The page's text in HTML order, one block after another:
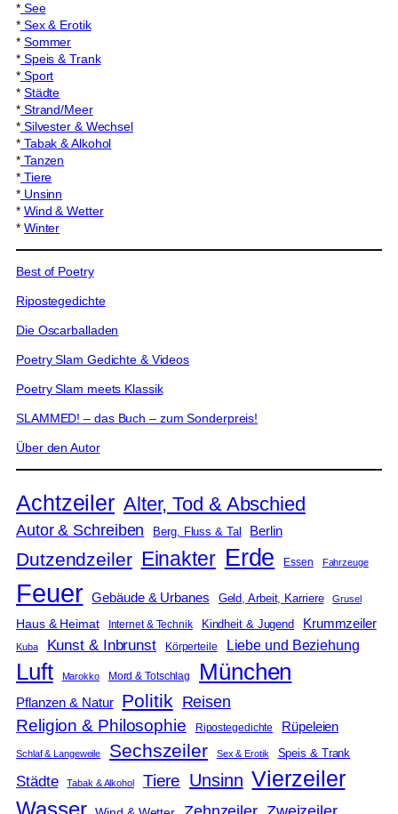
*See
*Sex & Erotik
* Sommer
*Speis & Trank
*Sport
* Städte
*Strand/Meer
*Silvester & Wechsel
*Tabak & Alkohol
*Tanzen
*Tiere
*Unsinn
* Wind & Wetter
* Winter
Best of Poetry
Ripostegedichte
Die Oscarballaden
Poetry Slam Gedichte & Videos
Poetry Slam meets Klassik
SLAMMED! – das Buch – zum Sonderpreis!
Über den Autor
Achtzeiler Alter, Tod & Abschied
Autor & Schreiben Berg, Fluss & Tal Berlin
Dutzendzeiler Einakter Erde Essen Fahrzeuge
Feuer Gebäude & Urbanes Geld, Arbeit, Karriere Grusel
Haus & Heimat Internet & Technik Kindheit & Jugend Krummzeiler
Kuba Kunst & Inbrunst Körperteile Liebe und Beziehung
Luft Marokko Mord & Totschlag München
Pflanzen & Natur Politik Reisen
Religion & Philosophie Ripostegedichte Rüpeleien
Schlaf & Langeweile Sechszeiler Sex & Erotik Speis & Trank
Städte Tabak & Alkohol Tiere Unsinn Vierzeiler
Wasser